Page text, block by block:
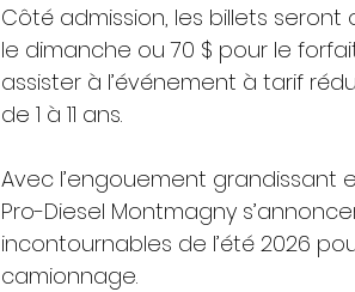
Côté admission, les billets
le dimanche ou 70 $ pour le
assister à l’événement à tarif
de 1 à 11 ans.
Avec l’engouement grandissant
Pro-Diesel Montmagny
incontournables de l’été 2026
camionnage.